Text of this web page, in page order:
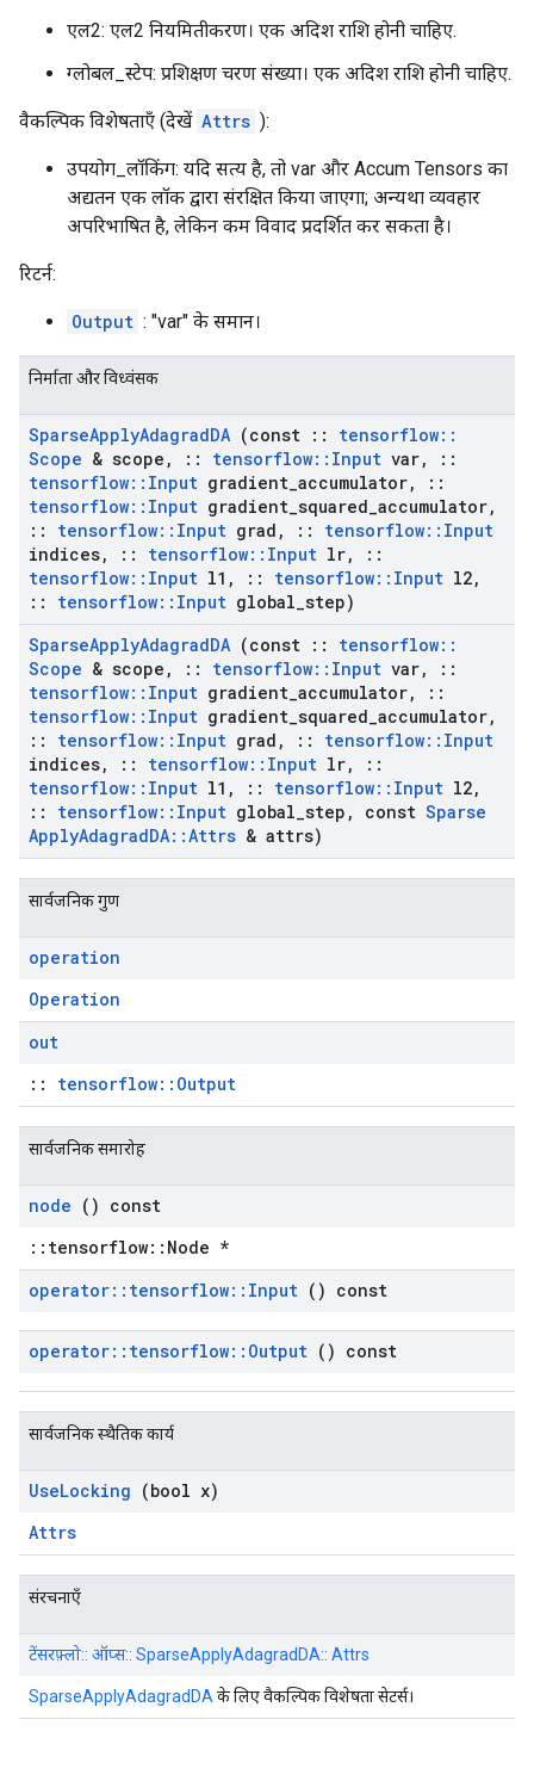
एल2: एल2 नियमितीकरण। एक अदिश राशि होनी चाहिए.
ग्लोबल_स्टेप: प्रशिक्षण चरण संख्या। एक अदिश राशि होनी चाहिए.
वैकल्पिक विशेषताएँ (देखें Attrs ):
उपयोग_लॉकिंग: यदि सत्य है, तो var और Accum Tensors का
अद्यतन एक लॉक द्वारा संरक्षित किया जाएगा; अन्यथा व्यवहार
अपरिभाषित है, लेकिन कम विवाद प्रदर्शित कर सकता है।
रिटर्न:
Output : "var" के समान।
निर्माता और विध्वंसक
SparseApplyAdagradDA (const :: tensorflow::
Scope & scope , :: tensorflow:: Input var,
::
tensorflow:: Input gradient accumulator,
::
tensorflow:: Input gradient squared accumulator,
::
tensorflow:: Input grad , :: tensorflow:: Input
indices, :: tensorflow:: Input lr,
::
tensorflow:: Input l1 , :: tensorflow:: Input l2,
::
tensorflow:: Input global step)
SparseApplyAdagradDA (const :: tensorflow::
Scope & scope , :: tensorflow:: Input var,
::
tensorflow:: Input gradient accumulator,
::
tensorflow:: Input gradient squared accumulator,
::
tensorflow:: Input grad , :: tensorflow:: Input
indices, :: tensorflow:: Input lr,
::
tensorflow:: Input l1 , :: tensorflow:: Input l2,
::
tensorflow:: Input global step , const Sparse
ApplyAdagradDA::Attrs & attrs)
सार्वजनिक गुण
operation
Operation
out
:: tensorflow::Output
सार्वजनिक समारोह
node () const
::tensorflow::Node *
operator:: tensorflow:: Input () const
operator:: tensorflow:: Output () const
सार्वजनिक स्थैतिक कार्य
UseLocking (bool x)
Attrs
संरचनाएँ
टेंसरफ़्लो:: ऑप्स:: SparseApplyAdagradDA:: Attrs
SparseApplyAdagradDA के लिए वैकल्पिक विशेषता सेटर्स।